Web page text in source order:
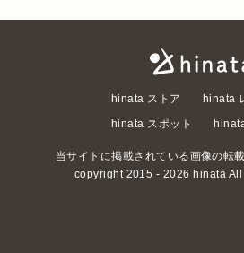
hinata ストア
hinata
hinata スポット
当サイトに掲載されている画像の転
copyright 2015 - 2026 hinata